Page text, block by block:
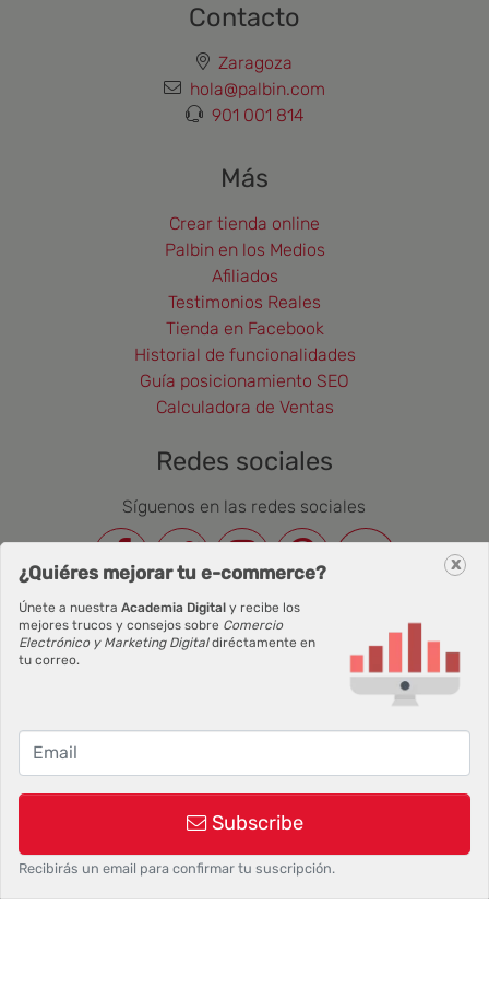
¿Quiéres mejorar tu e-commerce? x
Únete a nuestra Academia Digital y recibe los
mejores trucos y consejos sobre Comercio
Electrónico y Marketing Digitaldiréctamente en
tu correo.
Subscribe
Recibirás un email para confirmar tu suscripción.
Contacto
Zaragoza
hola@palbin.com
901 001 814
Más
Crear tienda online
Palbin en los Medios
Afiliados
Testimonios Reales
Tienda en Facebook
Historial de funcionalidades
Guía posicionamiento SEO
Calculadora de Ventas
Redes sociales
Síguenos en las redes sociales
Newsletter